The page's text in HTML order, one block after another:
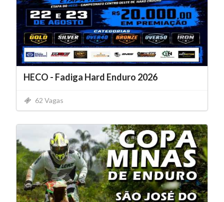
HECO - Fadiga Hard Enduro 2026
62 Vagas